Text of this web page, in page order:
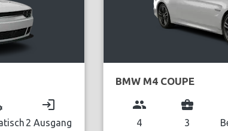
login
2 Ausgang
BMW M4 COUPE
group
4
business_center
3